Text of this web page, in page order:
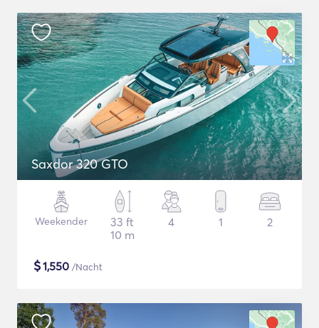
Saxdor 320 GTO
Weekender
33 ft
10 m
4 1 2
$1,550 /Nacht